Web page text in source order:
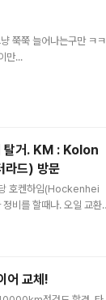
쭉쭉 늘어나는구만 ㅋㅋ
만...
탈거. KM : Kolon
드) 방문
호켄하임(Hockenhei
비를 할때나. 오일 교환
1. 푸른숲 정청림님이 코오
시 후에 다른 포스팅으로
양 쨍쨍한 와중에 코오롱
어 교체!